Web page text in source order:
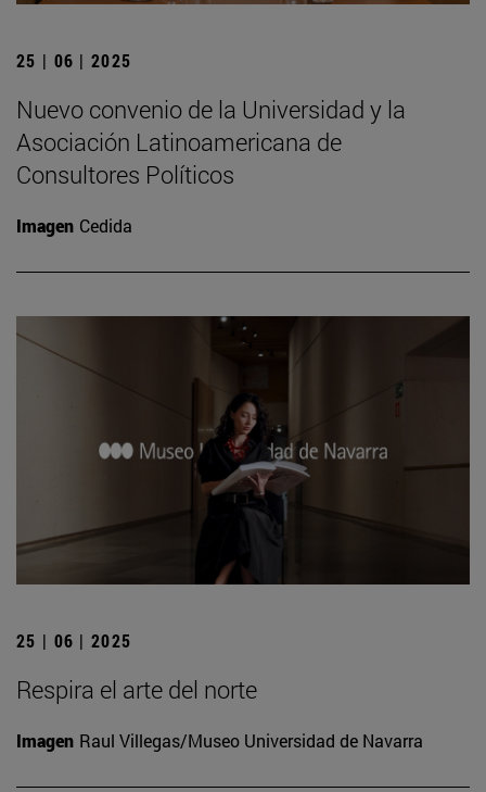
25 | 06 | 2025
Nuevo convenio de la Universidad y la
Asociación Latinoamericana de
Consultores Políticos
Imagen Cedida
25 | 06 | 2025
Respira el arte del norte
Imagen Raul Villegas/Museo Universidad de Navarra